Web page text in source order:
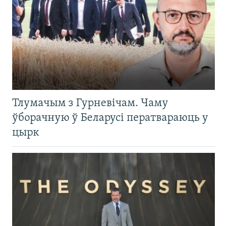
Тлумачым з Гурневічам. Чаму
ўборачную ў Беларусі ператвараюць у
цырк